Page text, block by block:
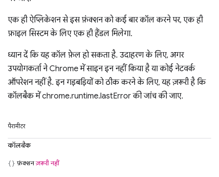
एक ही ऐप्लिकेशन से इस फ़ंक्शन को कई बार कॉल करने पर, एक ही
फ़ाइल सिस्टम के लिए एक ही हैंडल मिलेगा.
ध्यान दें कि यह कॉल फ़ेल हो सकता है. उदाहरण के लिए, अगर
उपयोगकर्ता ने Chrome में साइन इन नहीं किया है या कोई नेटवर्क
ऑपरेशन नहीं है. इन गड़बड़ियों को ठीक करने के लिए, यह ज़रूरी है कि
कॉलबैक में chrome.runtime.lastError की जांच की जाए.
पैरामीटर
कॉलबैक
फ़ंक्शनज़रूरी नहीं